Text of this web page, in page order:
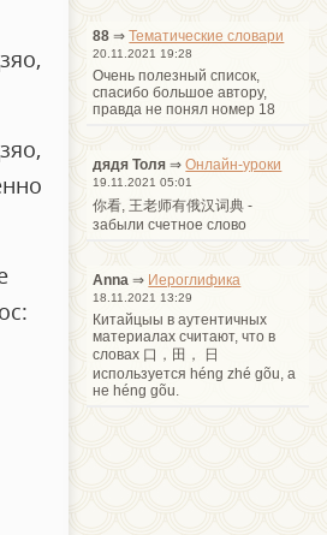
88 ⇒Тематические словари
20.11.2021 19:28
Очень полезный список,
спасибо большое автору,
правда не понял номер 18
дядя Толя ⇒Онлайн-уроки
19.11.2021 05:01
你看, 王老师有俄汉词典 -
забыли счетное слово
Anna ⇒ Иероглифика
18.11.2021 13:29
Китайцыы в аутентичных
материалах считают, что в
словах 口，田， 日
используется héng zhé gõu, а
не héng gõu.